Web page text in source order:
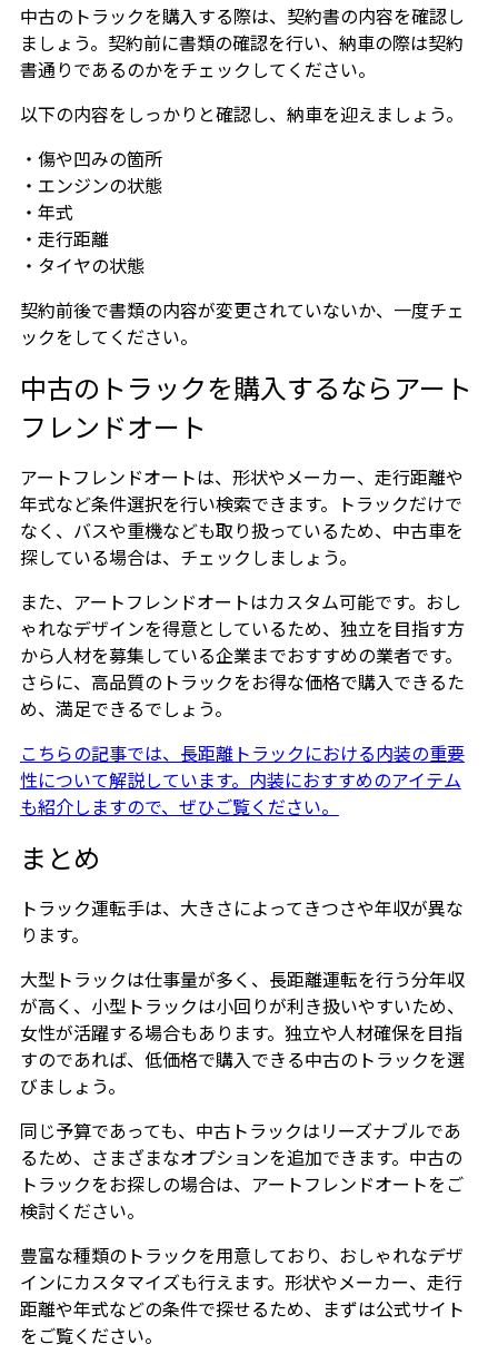
中古のトラックを購入する際は、契約書の内容を確認し
ましょう。契約前に書類の確認を行い、納車の際は契約
書通りであるのかをチェックしてください。
以下の内容をしっかりと確認し、納車を迎えましょう。
・傷や凹みの箇所
・エンジンの状態
・年式
・走行距離
・タイヤの状態
契約前後で書類の内容が変更されていないか、一度チェ
ックをしてください。
中古のトラックを購入するならアート
フレンドオート
アートフレンドオートは、形状やメーカー、走行距離や
年式など条件選択を行い検索できます。トラックだけで
なく、バスや重機なども取り扱っているため、中古車を
探している場合は、チェックしましょう。
また、アートフレンドオートはカスタム可能です。おし
ゃれなデザインを得意としているため、独立を目指す方
から人材を募集している企業までおすすめの業者です。
さらに、高品質のトラックをお得な価格で購入できるた
め、満足できるでしょう。
こちらの記事では、長距離トラックにおける内装の重要
性について解説しています。内装におすすめのアイテム
も紹介しますので、ぜひご覧ください。
まとめ
トラック運転手は、大きさによってきつさや年収が異な
ります。
大型トラックは仕事量が多く、長距離運転を行う分年収
が高く、小型トラックは小回りが利き扱いやすいため、
女性が活躍する場合もあります。独立や人材確保を目指
すのであれば、低価格で購入できる中古のトラックを選
びましょう。
同じ予算であっても、中古トラックはリーズナブルであ
るため、さまざまなオプションを追加できます。中古の
トラックをお探しの場合は、アートフレンドオートをご
検討ください。
豊富な種類のトラックを用意しており、おしゃれなデザ
インにカスタマイズも行えます。形状やメーカー、走行
距離や年式などの条件で探せるため、まずは公式サイト
をご覧ください。